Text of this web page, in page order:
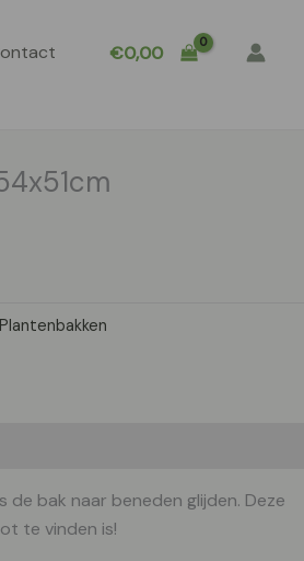
€0,00
Plantenbakken
bak naar beneden glijden. Deze
te vinden is!